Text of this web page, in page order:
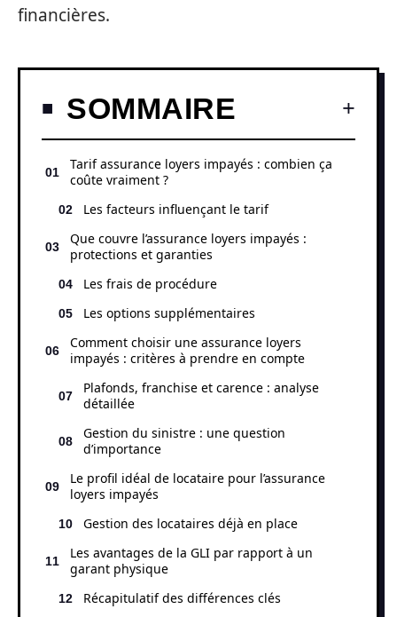
financières.
SOMMAIRE
Tarif assurance loyers impayés : combien ça
coûte vraiment ?
Les facteurs influençant le tarif
Que couvre l’assurance loyers impayés :
protections et garanties
Les frais de procédure
Les options supplémentaires
Comment choisir une assurance loyers
impayés : critères à prendre en compte
Plafonds, franchise et carence : analyse
détaillée
Gestion du sinistre : une question
d’importance
Le profil idéal de locataire pour l’assurance
loyers impayés
Gestion des locataires déjà en place
Les avantages de la GLI par rapport à un
garant physique
Récapitulatif des différences clés